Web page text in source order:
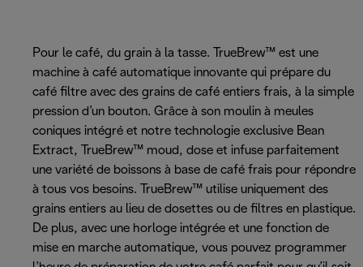
Pour le café, du grain à la tasse. TrueBrew™ est une
machine à café automatique innovante qui prépare du
café filtre avec des grains de café entiers frais, à la simple
pression d’un bouton. Grâce à son moulin à meules
coniques intégré et notre technologie exclusive Bean
Extract, TrueBrew™ moud, dose et infuse parfaitement
une variété de boissons à base de café frais pour répondre
à tous vos besoins. TrueBrew™ utilise uniquement des
grains entiers au lieu de dosettes ou de filtres en plastique.
De plus, avec une horloge intégrée et une fonction de
mise en marche automatique, vous pouvez programmer